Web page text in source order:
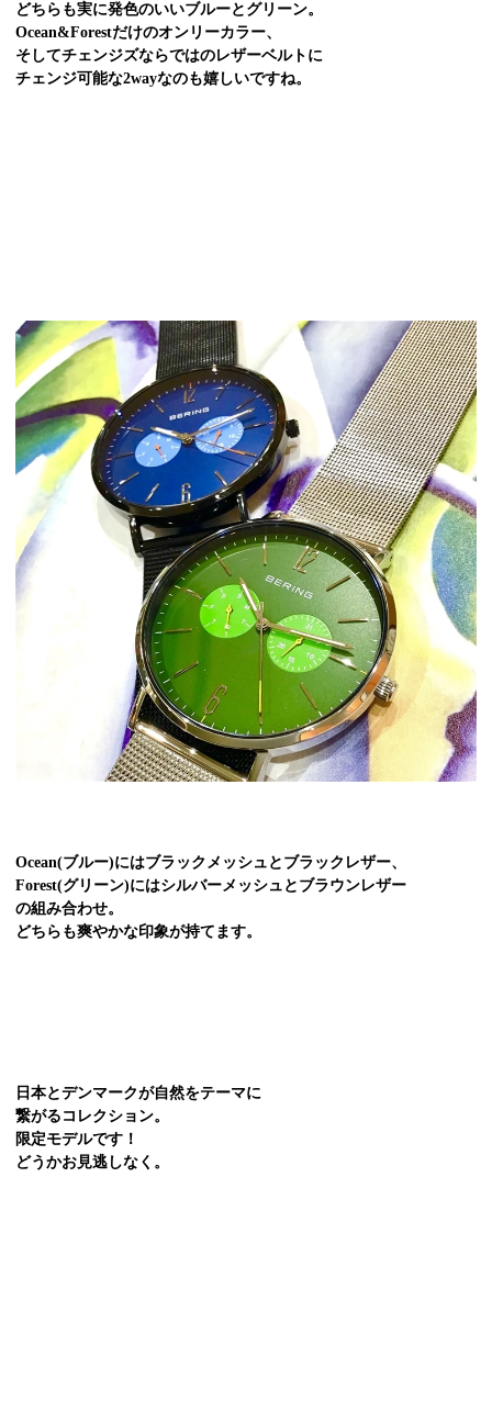
どちらも実に発色のいいブルーとグリーン。
Ocean&Forestだけのオンリーカラー、
そしてチェンジズならではのレザーベルトに
チェンジ可能な2wayなのも嬉しいですね。
Ocean(ブルー)にはブラックメッシュとブラックレザー、
Forest(グリーン)にはシルバーメッシュとブラウンレザー
の組み合わせ。
どちらも爽やかな印象が持てます。
日本とデンマークが自然をテーマに
繋がるコレクション。
限定モデルです！
どうかお見逃しなく。